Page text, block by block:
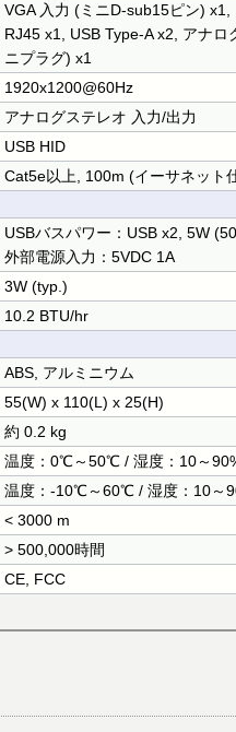
VGA 入力 (ミニD-sub15ピン) x1,
RJ45 x1, USB Type-A x2, アナ
ニプラグ) x1
1920x1200@60Hz
アナログステレオ 入力/出力
USB HID
Cat5e以上, 100m (イーサネット
USBバスパワー：USB x2, 5W
外部電源入力：5VDC 1A
3W (typ.)
10.2 BTU/hr
ABS, アルミニウム
55(W) x 110(L) x 25(H)
約 0.2 kg
温度：0℃～50℃ / 湿度：10～
温度：-10℃～60℃ / 湿度：10～
< 3000 m
> 500,000時間
CE, FCC